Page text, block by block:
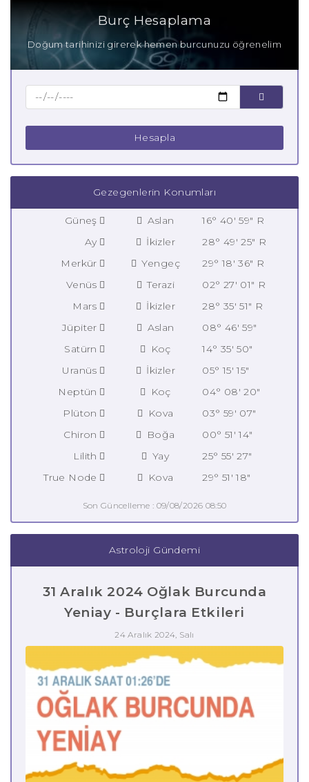
Burç Hesaplama
Doğum tarihinizi girerek hemen burcunuzu öğrenelim
Hesapla
Gezegenlerin Konumları
Güneş Aslan
16° 40' 59" R
Ay
İkizler
28° 49' 25" R
Merkür
Yengeç
29° 18' 36" R
Venüs
Terazi
02° 27' 01" R
Mars
İkizler
28° 35' 51" R
Jüpiter
Aslan
08° 46' 59"
Satürn
Koç
14° 35' 50"
Uranüs
İkizler
05° 15' 15"
Neptün
Koç
04° 08' 20"
Plüton
Kova
03° 59' 07"
Chiron
Boğa
00° 51' 14"
Lilith
Yay
25° 55' 27"
True Node
Kova 29° 51' 18"
Son Güncelleme : 09/08/2026 08:50
Astroloji Gündemi
31 Aralık 2024 Oğlak Burcunda
Yeniay - Burçlara Etkileri
24 Aralık 2024, Salı